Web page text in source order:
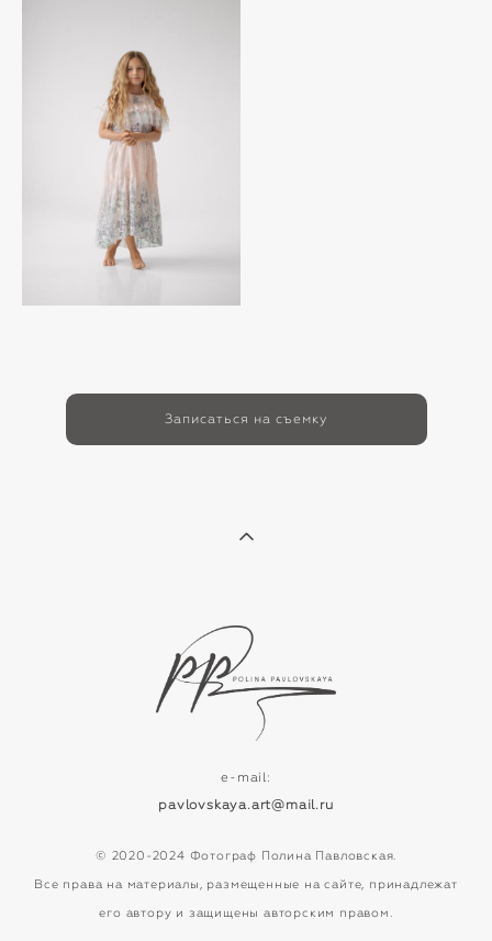
Записаться на съемку
e-mail:
pavlovskaya.art@mail.ru
© 2020-2024 Фотограф Полина Павловская.
Все права на материалы, размещенные на сайте, принадлежат
его автору и защищены авторским правом.